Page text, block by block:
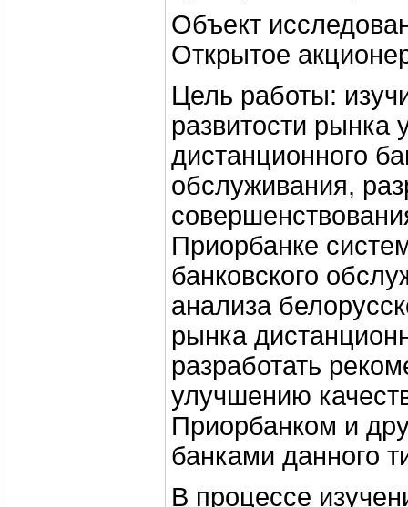
Объект
Открытое
Цель работы:
развитости рынка
дистанционного
обслуживания,
Приорбанке
банковского
анализа
рынка
разработать
улучшению
Приорбанком и
банками данного
В процессе